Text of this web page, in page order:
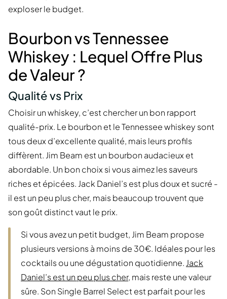
exploser le budget.
Bourbon vs Tennessee
Whiskey : Lequel Offre Plus
de Valeur ?
Qualité vs Prix
Choisir un whiskey, c’est chercher un bon rapport
qualité-prix. Le bourbon et le Tennessee whiskey sont
tous deux d’excellente qualité, mais leurs profils
diffèrent. Jim Beam est un bourbon audacieux et
abordable. Un bon choix si vous aimez les saveurs
riches et épicées. Jack Daniel’s est plus doux et sucré -
il est un peu plus cher, mais beaucoup trouvent que
son goût distinct vaut le prix.
Si vous avez un petit budget, Jim Beam propose
plusieurs versions à moins de 30€. Idéales pour les
cocktails ou une dégustation quotidienne. Jack
Daniel’s est un peu plus cher, mais reste une valeur
sûre. Son Single Barrel Select est parfait pour les